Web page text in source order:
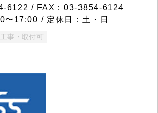
6122 / FAX：03-3854-6124
〜17:00 / 定休日：土・日
工事・取付可